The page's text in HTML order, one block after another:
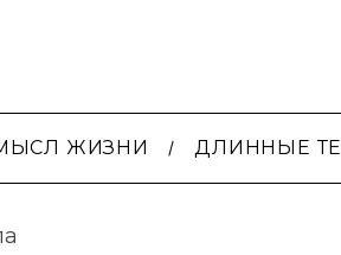
ЖИЗНИ ДЛИННЫЕ